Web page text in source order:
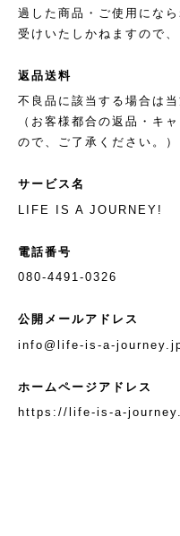
過した商品・ご使用にな
受けいたしかねますので、
返品送料
不良品に該当する場合は
（お客様都合の返品・キ
ので、ご了承ください。）
サービス名
LIFE IS A JOURNEY!
電話番号
080-4491-0326
公開メールアドレス
info@life-is-a-
ホームページアドレス
https://life-is-a-